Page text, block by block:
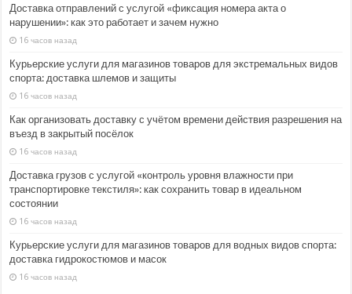
Доставка отправлений с услугой «фиксация номера акта о
нарушении»: как это работает и зачем нужно
16 часов назад
Курьерские услуги для магазинов товаров для экстремальных видов
спорта: доставка шлемов и защиты
16 часов назад
Как организовать доставку с учётом времени действия разрешения на
въезд в закрытый посёлок
16 часов назад
Доставка грузов с услугой «контроль уровня влажности при
транспортировке текстиля»: как сохранить товар в идеальном
состоянии
16 часов назад
Курьерские услуги для магазинов товаров для водных видов спорта:
доставка гидрокостюмов и масок
16 часов назад